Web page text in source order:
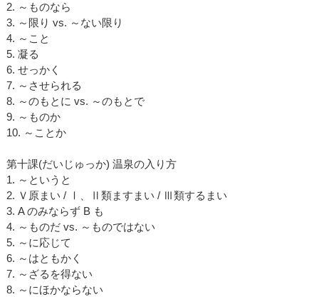
2. ～ものなら
3. ～限り vs. ～ない限り
4. ～こと
5. 凝る
6. せっかく
7. ～させられる
8. ～のもとに vs. ～のもとで
9. ～ものか
10. ～ことか
第十課(だいじゅっか) 温泉の入り方
1. ～というと
2. Ｖ原まい / Ⅰ、Ⅱ類ますまい / Ⅲ類するまい
3. A のみならず B も
4. ～ものだ vs. ～ものではない
5. ～に応じて
6. ～はともかく
7. ～ざるを得ない
8. ～にほかならない